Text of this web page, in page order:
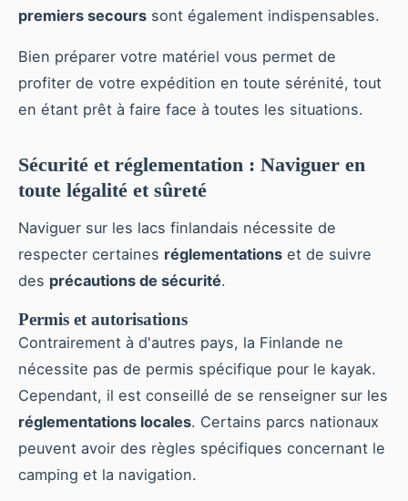
premiers secours sont également indispensables.
Bien préparer votre matériel vous permet de
profiter de votre expédition en toute sérénité, tout
en étant prêt à faire face à toutes les situations.
Sécurité et réglementation : Naviguer en
toute légalité et sûreté
Naviguer sur les lacs finlandais nécessite de
respecter certaines réglementations et de suivre
des précautions de sécurité.
Permis et autorisations
Contrairement à d'autres pays, la Finlande ne
nécessite pas de permis spécifique pour le kayak.
Cependant, il est conseillé de se renseigner sur les
réglementations locales. Certains parcs nationaux
peuvent avoir des règles spécifiques concernant le
camping et la navigation.